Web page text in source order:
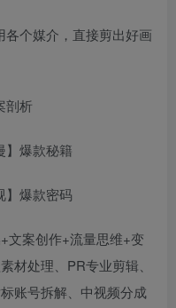
个媒介，直接剪出好画
剖析
】爆款秘籍
】爆款密码
文案创作+流量思维+变
材处理、PR专业剪辑、
账号拆解、中视频分成